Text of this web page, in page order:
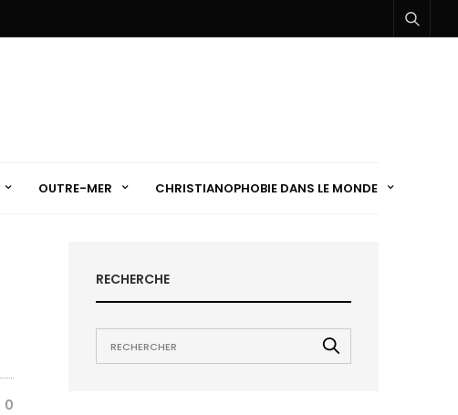
OUTRE-MER CHRISTIANOPHOBIE DANS LE MONDE
0
RECHERCHE